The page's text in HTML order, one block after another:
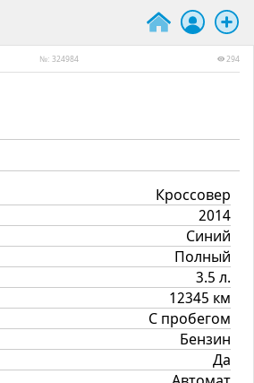
№: 324984 294
Кроссовер
2014
Синий
Полный
3.5 л.
12345 км
С пробегом
Бензин
Да